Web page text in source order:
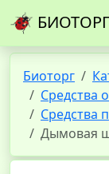
БИОТОРГ
Биоторг
Средства
Средства
Дымовая